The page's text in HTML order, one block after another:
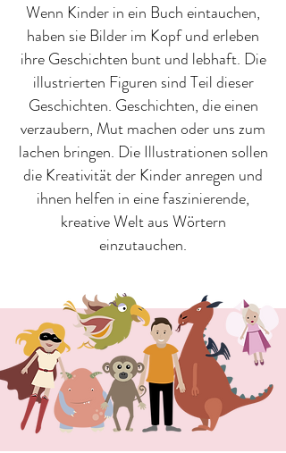
Wenn Kinder in ein Buch eintauchen,
haben sie Bilder im Kopf und erleben
ihre Geschichten bunt und lebhaft. Die
illustrierten Figuren sind Teil dieser
Geschichten. Geschichten, die einen
verzaubern, Mut machen oder uns zum
lachen bringen. Die Illustrationen sollen
die Kreativität der Kinder anregen und
ihnen helfen in eine faszinierende,
kreative Welt aus Wörtern
einzutauchen.